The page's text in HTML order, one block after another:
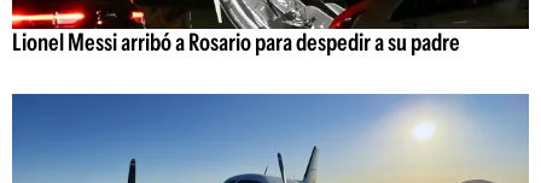
Lionel Messi arribó a Rosario para despedir a su padre